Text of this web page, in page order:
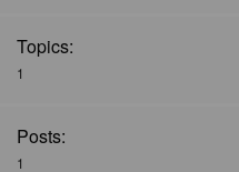
Topics:
1
Posts:
1